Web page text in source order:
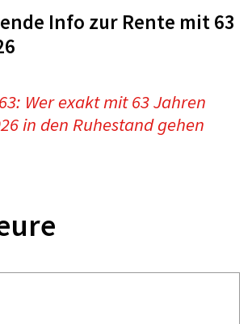
Info zur Rente mit 63
Wer exakt mit 63 Jahren
in den Ruhestand gehen